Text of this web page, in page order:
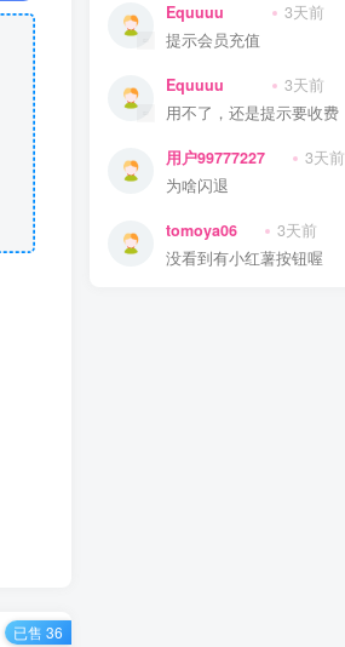
已售 36
Equuuu 3天前
提示会员充值
Equuuu 3天前
用不了，还是提示要收费
用户99777227 3天前
为啥闪退
tomoya06 3天前
没看到有小红薯按钮喔